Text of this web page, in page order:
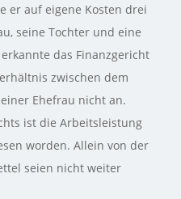
er auf eigene Kosten drei
seine Tochter und eine
das Finanzgericht
zwischen dem
Ehefrau nicht an.
ist die Arbeitsleistung
worden. Allein von der
seien nicht weiter